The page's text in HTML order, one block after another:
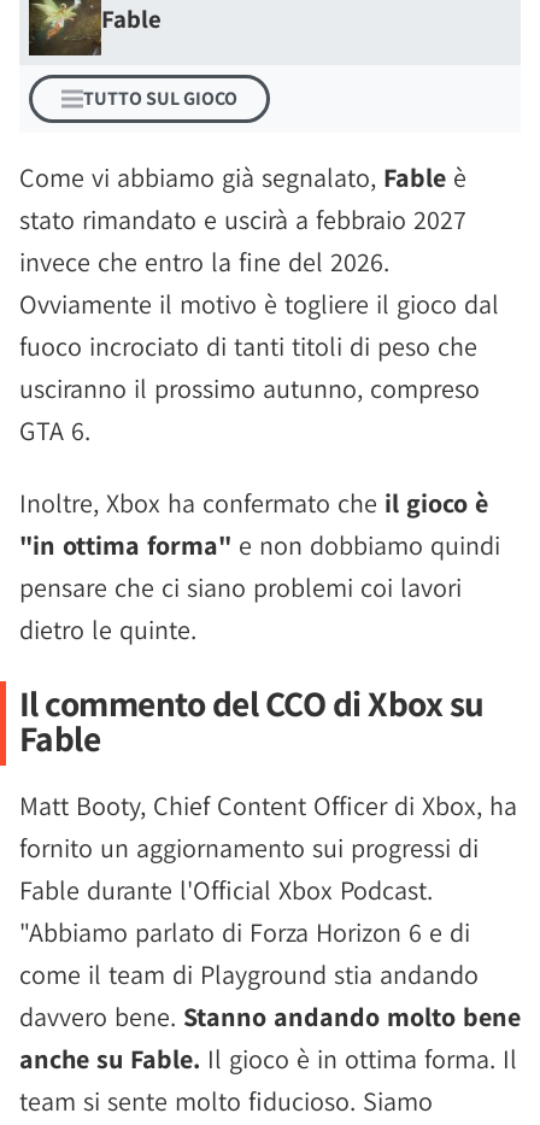
Fable
TUTTO SUL GIOCO
Come vi abbiamo già segnalato, Fable è
stato rimandato e uscirà a febbraio 2027
invece che entro la fine del 2026.
Ovviamente il motivo è togliere il gioco dal
fuoco incrociato di tanti titoli di peso che
usciranno il prossimo autunno, compreso
GTA 6.
Inoltre, Xbox ha confermato che il gioco è
"in ottima forma" e non dobbiamo quindi
pensare che ci siano problemi coi lavori
dietro le quinte.
Il commento del CCO di Xbox su
Fable
Matt Booty, Chief Content Officer di Xbox, ha
fornito un aggiornamento sui progressi di
Fable durante l'Official Xbox Podcast.
"Abbiamo parlato di Forza Horizon 6 e di
come il team di Playground stia andando
davvero bene. Stanno andando molto bene
anche su Fable. Il gioco è in ottima forma. Il
team si sente molto fiducioso. Siamo